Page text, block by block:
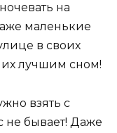
на
маленькие
в своих
лучшим сном!
взять с
не бывает! Даже